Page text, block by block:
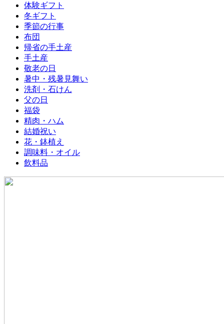
体験ギフト
冬ギフト
季節の行事
布団
帰省の手土産
手土産
敬老の日
暑中・残暑見舞い
洗剤・石けん
父の日
福袋
精肉・ハム
結婚祝い
花・鉢植え
調味料・オイル
飲料品